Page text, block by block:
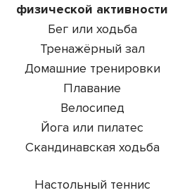
физической активности
Бег или ходьба
Тренажёрный зал
Домашние тренировки
Плавание
Велосипед
Йога или пилатес
Скандинавская ходьба
Настольный теннис